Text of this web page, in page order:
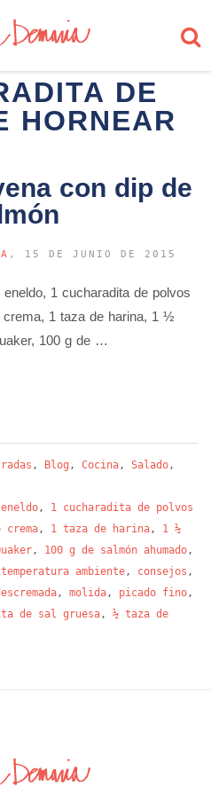
DE
HORNEAR
con dip de
, 15 DE JUNIO DE 2015
1 cucharadita de polvos
crema, 1 taza de harina, 1 ½
100 g de …
, Blog , Cocina, Salado,
, 1 cucharadita de polvos
crema, 1 taza de harina, 1 ½
, 100 g de salmón ahumado,
ambiente, consejos ,
, molida, picado fino,
de sal gruesa, ½ taza de